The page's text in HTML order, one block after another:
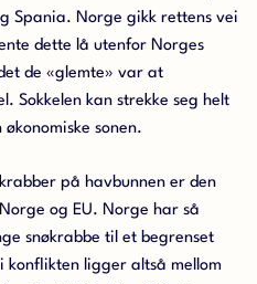
Spania. Norge gikk rettens vei
dette lå utenfor Norges
de «glemte» var at
Sokkelen kan strekke seg helt
sonen.
på havbunnen er den
og EU. Norge har så
snøkrabbe til et begrenset
konflikten ligger altså mellom